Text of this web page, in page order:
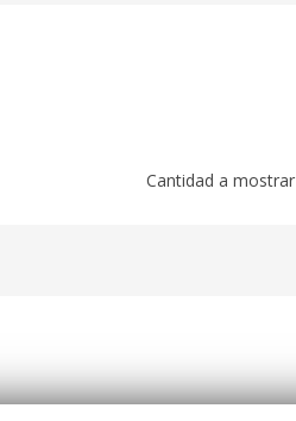
Cantidad a mostrar